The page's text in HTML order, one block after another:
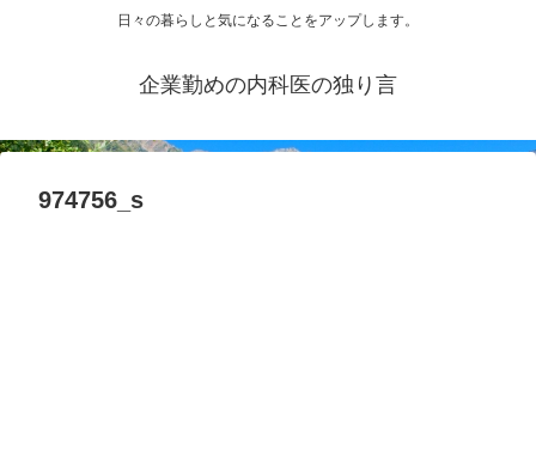
日々の暮らしと気になることをアップします。
企業勤めの内科医の独り言
974756_s